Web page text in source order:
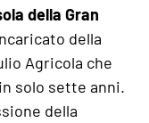
della Gran
della
Agricola che
solo sette anni.
della